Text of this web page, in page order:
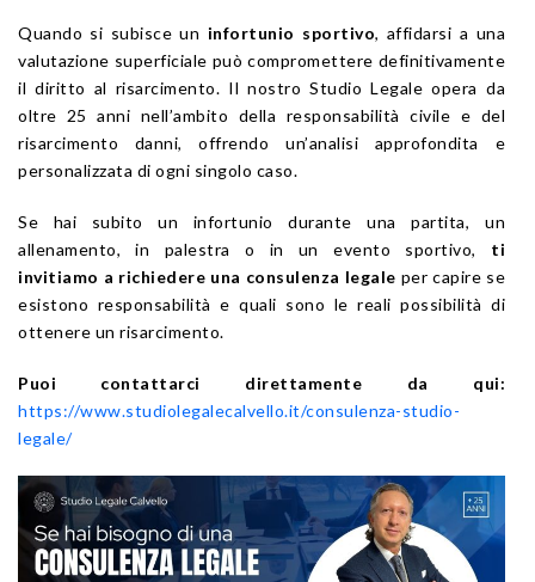
Quando si subisce un infortunio sportivo, affidarsi a una
valutazione superficiale può compromettere definitivamente
il diritto al risarcimento. Il nostro Studio Legale opera da
oltre 25 anni nell’ambito della responsabilità civile e del
risarcimento danni, offrendo un’analisi approfondita e
personalizzata di ogni singolo caso.
Se hai subito un infortunio durante una partita, un
allenamento, in palestra o in un evento sportivo, ti
invitiamo a richiedere una consulenza legale per capire se
esistono responsabilità e quali sono le reali possibilità di
ottenere un risarcimento.
Puoi contattarci direttamente da qui:
https://www.studiolegalecalvello.it/consulenza-studio-
legale/